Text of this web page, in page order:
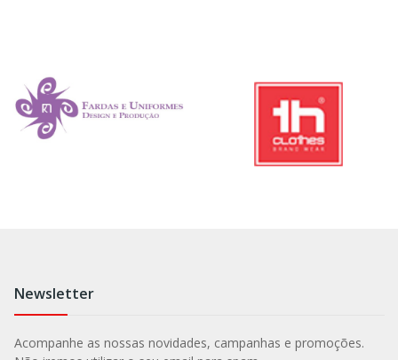
Newsletter
Acompanhe as nossas novidades, campanhas e promoções.